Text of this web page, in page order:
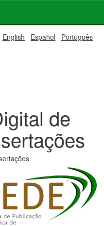
English Español Português
de